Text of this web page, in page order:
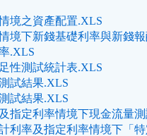
境之資產配置.XLS
境下新錢基礎利率與新錢
.XLS
性測試統計表.XLS
試結果.XLS
試結果.XLS
指定利率情境下現金流量
利率及指定利率情境下「